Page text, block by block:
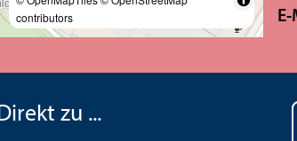
contributors
zu ...